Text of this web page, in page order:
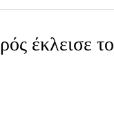
έκλεισε το